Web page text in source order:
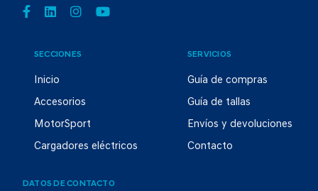
SECCIONES
Inicio
Accesorios
MotorSport
Cargadores eléctricos
SERVICIOS
Guía de compras
Guía de tallas
Envíos y devoluciones
Contacto
DATOS DE CONTACTO